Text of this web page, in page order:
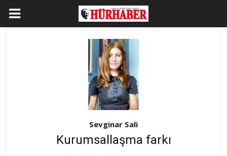
Sevginar Sali
Kurumsallaşma farkı